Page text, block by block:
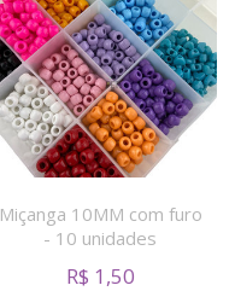
Miçanga 10MM com furo
- 10 unidades
R$ 1,50